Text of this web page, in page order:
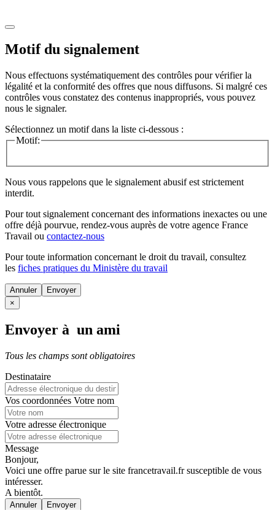
Motif du signalement
Nous effectuons systématiquement des contrôles pour vérifier la
légalité et la conformité des offres que nous diffusons. Si malgré ces
contrôles vous constatez des contenus inappropriés, vous pouvez
nous le signaler.
Sélectionnez un motif dans la liste ci-dessous :
Motif:
Nous vous rappelons que le signalement abusif est strictement
interdit.
Pour tout signalement concernant des informations inexactes ou une
offre déjà pourvue, rendez-vous auprès de votre agence France
Travail ou contactez-nous
Pour toute information concernant le droit du travail, consultez
les fiches pratiques du Ministère du travail
Annuler
×
Envoyer à un ami
Tous les champs sont obligatoires
Destinataire
Vos coordonnées Votre nom
Votre adresse électronique
Message
Bonjour,
Voici une offre parue sur le site francetravail.fr susceptible de vous
intéresser.
A bientôt.
Annuler